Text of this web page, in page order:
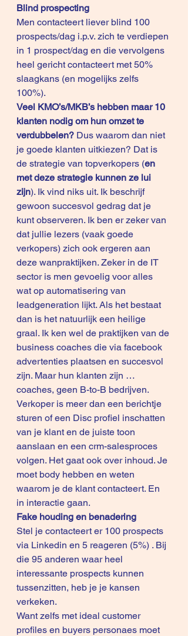
Blind prospecting
Men contacteert liever blind 100
prospects/dag i.p.v. zich te verdiepen
in 1 prospect/dag en die vervolgens
heel gericht contacteert met 50%
slaagkans (en mogelijks zelfs
100%).
Veel KMO’s/MKB’s hebben maar 10
klanten nodig om hun omzet te
verdubbelen? Dus waarom dan niet
je goede klanten uitkiezen? Dat is
de strategie van topverkopers (en
met deze strategie kunnen ze lui
zijn). Ik vind niks uit. Ik beschrijf
gewoon succesvol gedrag dat je
kunt observeren. Ik ben er zeker van
dat jullie lezers (vaak goede
verkopers) zich ook ergeren aan
deze wanpraktijken. Zeker in de IT
sector is men gevoelig voor alles
wat op automatisering van
leadgeneration lijkt. Als het bestaat
dan is het natuurlijk een heilige
graal. Ik ken wel de praktijken van de
business coaches die via facebook
advertenties plaatsen en succesvol
zijn. Maar hun klanten zijn …
coaches, geen B-to-B bedrijven.
Verkoper is meer dan een berichtje
sturen of een Disc profiel inschatten
van je klant en de juiste toon
aanslaan en een crm-salesproces
volgen. Het gaat ook over inhoud. Je
moet body hebben en weten
waarom je de klant contacteert. En
in interactie gaan.
Fake houding en benadering
Stel je contacteert er 100 prospects
via Linkedin en 5 reageren (5%) . Bij
die 95 anderen waar heel
interessante prospects kunnen
tussenzitten, heb je je kansen
verkeken.
Want zelfs met ideal customer
profiles en buyers personaes moet